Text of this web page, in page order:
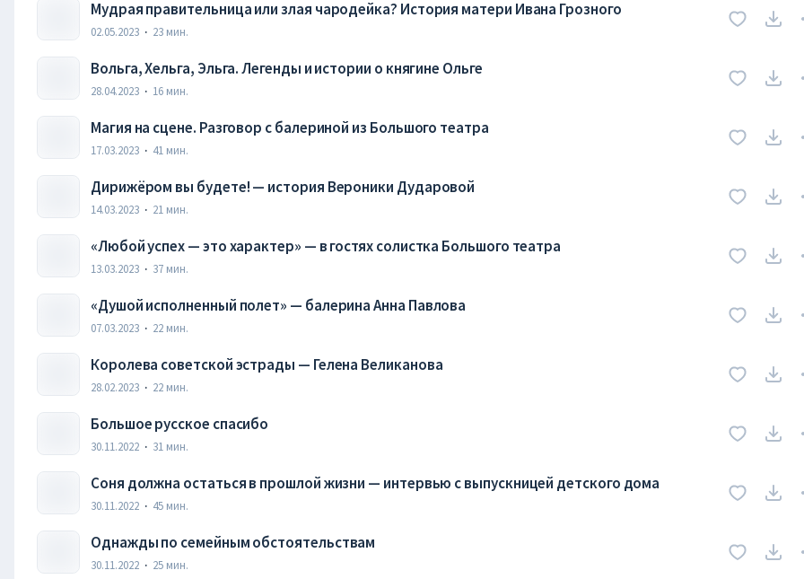
Мудрая правительница или злая чародейка? История матери Ивана Грозного
02.05.2023 · 23 мин.
Вольга, Хельга, Эльга. Легенды и истории о княгине Ольге
28.04.2023 · 16 мин.
Магия на сцене. Разговор с балериной из Большого театра
17.03.2023 · 41 мин.
Дирижёром вы будете! — история Вероники Дударовой
14.03.2023 · 21 мин.
«Любой успех — это характер» — в гостях солистка Большого театра
13.03.2023 · 37 мин.
«Душой исполненный полет» — балерина Анна Павлова
07.03.2023 · 22 мин.
Королева советской эстрады — Гелена Великанова
28.02.2023 · 22 мин.
Большое русское спасибо
30.11.2022 · 31 мин.
Соня должна остаться в прошлой жизни — интервью с выпускницей детского дома
30.11.2022 · 45 мин.
Однажды по семейным обстоятельствам
30.11.2022 · 25 мин.